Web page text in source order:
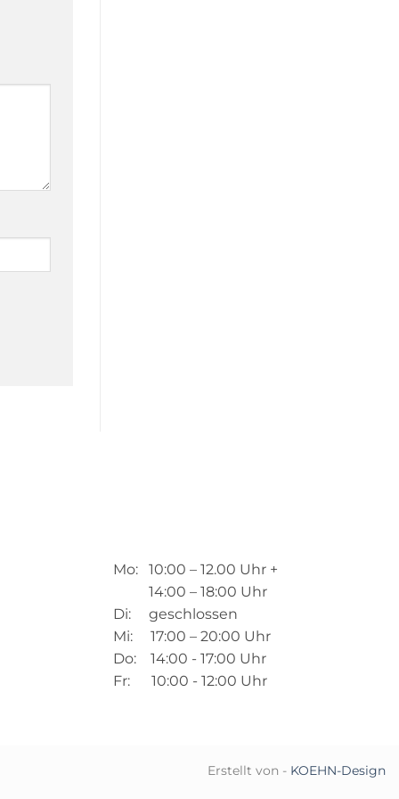
Mo: 10:00 – 12.00 Uhr +
14:00 – 18:00 Uhr
Di: geschlossen
Mi: 17:00 – 20:00 Uhr
Do: 14:00 - 17:00 Uhr
Fr: 10:00 - 12:00 Uhr
Erstellt von - KOEHN-Design